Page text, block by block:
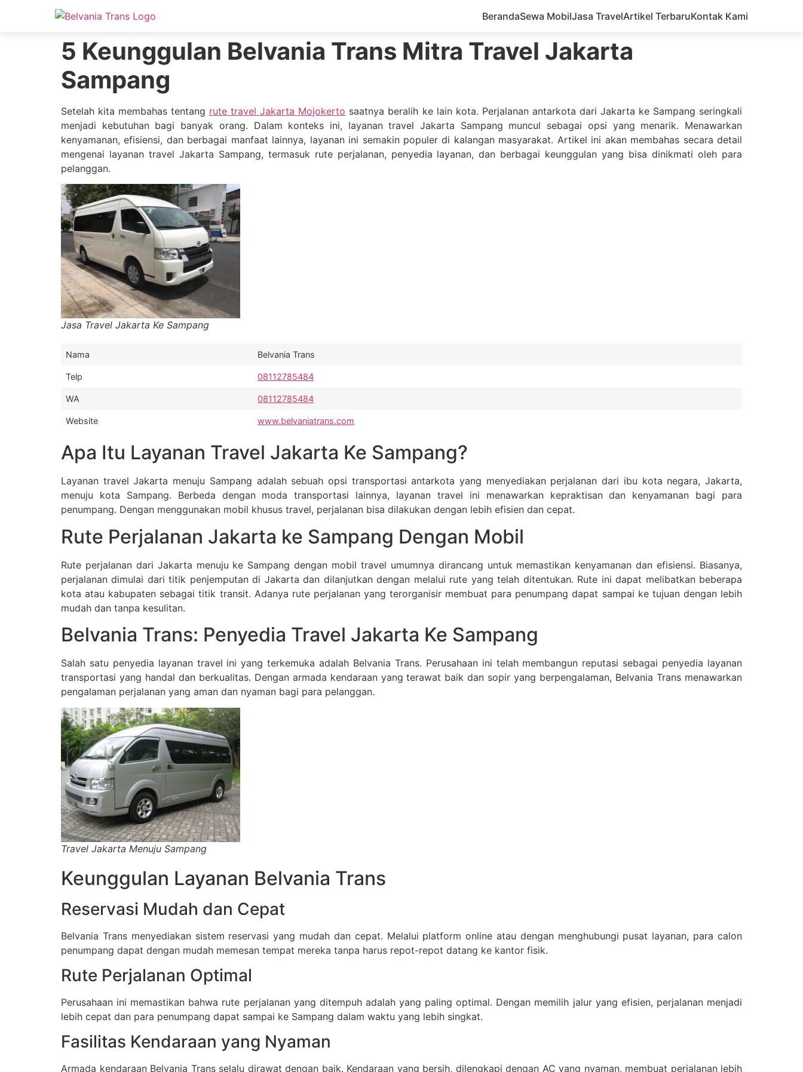
BerandaSewa MobilJasa TravelArtikel TerbaruKontak Kami
5 Keunggulan Belvania Trans Mitra Travel Jakarta
Sampang
Setelah kita membahas tentang rute travel Jakarta Mojokerto saatnya beralih ke lain kota. Perjalanan antarkota dari Jakarta ke Sampang seringkali
menjadi kebutuhan bagi banyak orang. Dalam konteks ini, layanan travel Jakarta Sampang muncul sebagai opsi yang menarik. Menawarkan
kenyamanan, efisiensi, dan berbagai manfaat lainnya, layanan ini semakin populer di kalangan masyarakat. Artikel ini akan membahas secara detail
mengenai layanan travel Jakarta Sampang, termasuk rute perjalanan, penyedia layanan, dan berbagai keunggulan yang bisa dinikmati oleh para
pelanggan.
Jasa Travel Jakarta Ke Sampang
Nama Belvania Trans
Telp 08112785484
WA 08112785484
Website www.belvaniatrans.com
Apa Itu Layanan Travel Jakarta Ke Sampang?
Layanan travel Jakarta menuju Sampang adalah sebuah opsi transportasi antarkota yang menyediakan perjalanan dari ibu kota negara, Jakarta,
menuju kota Sampang. Berbeda dengan moda transportasi lainnya, layanan travel ini menawarkan kepraktisan dan kenyamanan bagi para
penumpang. Dengan menggunakan mobil khusus travel, perjalanan bisa dilakukan dengan lebih efisien dan cepat.
Rute Perjalanan Jakarta ke Sampang Dengan Mobil
Rute perjalanan dari Jakarta menuju ke Sampang dengan mobil travel umumnya dirancang untuk memastikan kenyamanan dan efisiensi. Biasanya,
perjalanan dimulai dari titik penjemputan di Jakarta dan dilanjutkan dengan melalui rute yang telah ditentukan. Rute ini dapat melibatkan beberapa
kota atau kabupaten sebagai titik transit. Adanya rute perjalanan yang terorganisir membuat para penumpang dapat sampai ke tujuan dengan lebih
mudah dan tanpa kesulitan.
Belvania Trans: Penyedia Travel Jakarta Ke Sampang
Salah satu penyedia layanan travel ini yang terkemuka adalah Belvania Trans. Perusahaan ini telah membangun reputasi sebagai penyedia layanan
transportasi yang handal dan berkualitas. Dengan armada kendaraan yang terawat baik dan sopir yang berpengalaman, Belvania Trans menawarkan
pengalaman perjalanan yang aman dan nyaman bagi para pelanggan.
Travel Jakarta Menuju Sampang
Keunggulan Layanan Belvania Trans
Reservasi Mudah dan Cepat
Belvania Trans menyediakan sistem reservasi yang mudah dan cepat. Melalui platform online atau dengan menghubungi pusat layanan, para calon
penumpang dapat dengan mudah memesan tempat mereka tanpa harus repot-repot datang ke kantor fisik.
Rute Perjalanan Optimal
Perusahaan ini memastikan bahwa rute perjalanan yang ditempuh adalah yang paling optimal. Dengan memilih jalur yang efisien, perjalanan menjadi
lebih cepat dan para penumpang dapat sampai ke Sampang dalam waktu yang lebih singkat.
Fasilitas Kendaraan yang Nyaman
Armada kendaraan Belvania Trans selalu dirawat dengan baik. Kendaraan yang bersih, dilengkapi dengan AC yang nyaman, membuat perjalanan lebih